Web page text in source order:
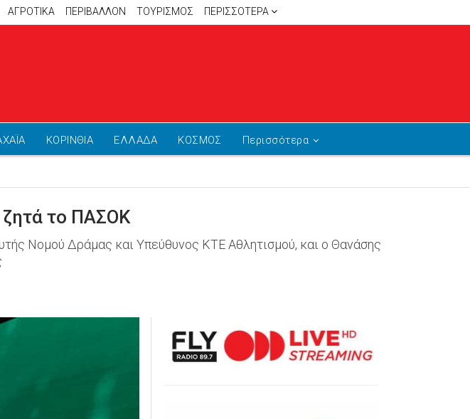
ΑΓΡΟΤΙΚΑ ΠΕΡΙΒΑΛΛΟΝ ΤΟΥΡΙΣΜΟΣ ΠΕΡΙΣΣΌΤΕΡΑ
ΚΟΡΙΝΘΙΑ ΕΛΛΑΔΑ ΚΟΣΜΟΣ Περισσότερα
ζητά το ΠΑΣΟΚ
Νομού Δράμας και Υπεύθυνος ΚΤΕ Αθλητισμού, και ο Θανάσης